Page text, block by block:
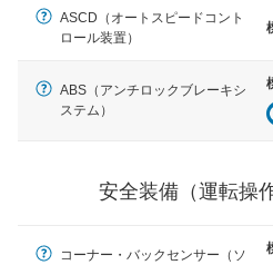
ASCD（オートスピードコント
ロール装置）
ABS（アンチロックブレーキシ
ステム）
安全装備（運転操
コーナー・バックセンサー（ソ